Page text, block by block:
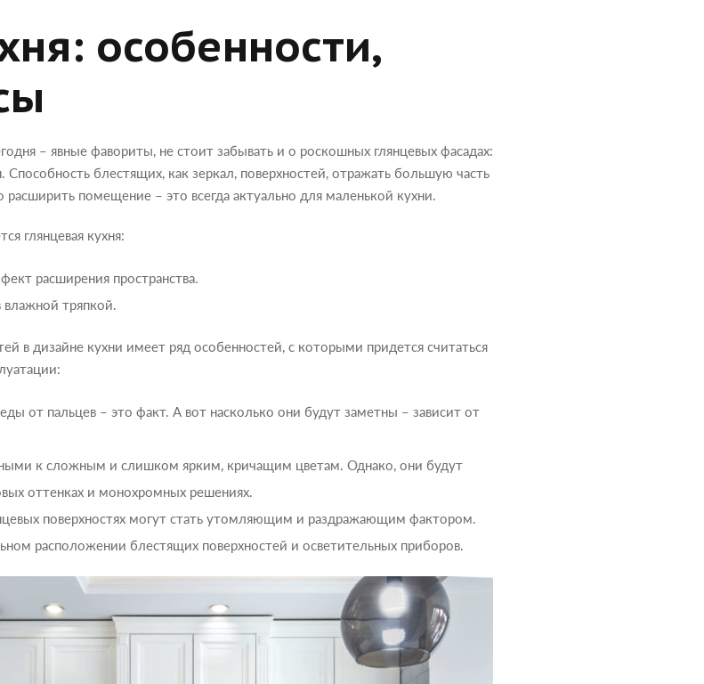
особенности,
– явные фавориты, не стоит забывать и о роскошных глянцевых фасадах:
блестящих, как зеркал, поверхностей, отражать большую часть
расширить помещение – это всегда актуально для маленькой кухни.
глянцевая кухня:
расширения пространства.
влажной тряпкой.
в дизайне кухни имеет ряд особенностей, с которыми придется считаться
от пальцев – это факт. А вот насколько они будут заметны – зависит от
к сложным и слишком ярким, кричащим цветам. Однако, они будут
оттенках и монохромных решениях.
поверхностях могут стать утомляющим и раздражающим фактором.
расположении блестящих поверхностей и осветительных приборов.